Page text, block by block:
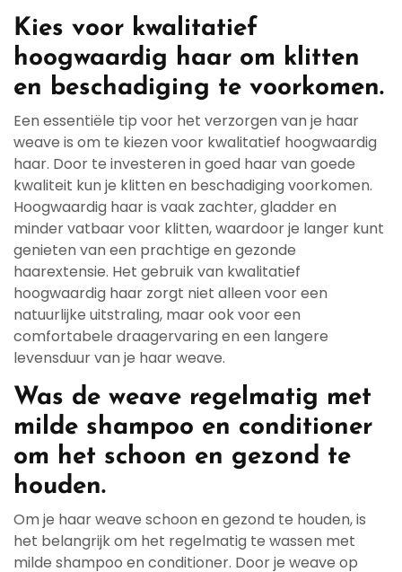
Kies voor kwalitatief
hoogwaardig haar om klitten
en beschadiging te voorkomen.
Een essentiële tip voor het verzorgen van je haar
weave is om te kiezen voor kwalitatief hoogwaardig
haar. Door te investeren in goed haar van goede
kwaliteit kun je klitten en beschadiging voorkomen.
Hoogwaardig haar is vaak zachter, gladder en
minder vatbaar voor klitten, waardoor je langer kunt
genieten van een prachtige en gezonde
haarextensie. Het gebruik van kwalitatief
hoogwaardig haar zorgt niet alleen voor een
natuurlijke uitstraling, maar ook voor een
comfortabele draagervaring en een langere
levensduur van je haar weave.
Was de weave regelmatig met
milde shampoo en conditioner
om het schoon en gezond te
houden.
Om je haar weave schoon en gezond te houden, is
het belangrijk om het regelmatig te wassen met
milde shampoo en conditioner. Door je weave op